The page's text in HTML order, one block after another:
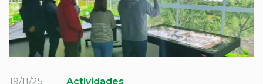
19/11/25 Actividades